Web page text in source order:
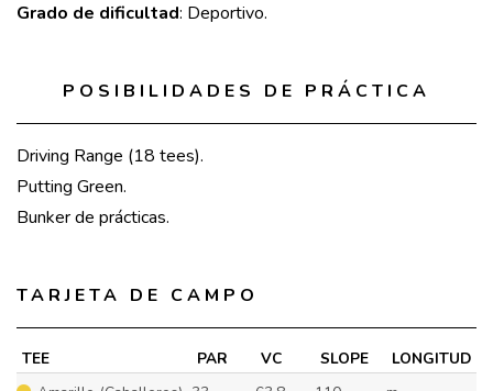
Grado de dificultad: Deportivo.
POSIBILIDADES DE PRÁCTICA
Driving Range (18 tees).
Putting Green.
Bunker de prácticas.
TARJETA DE CAMPO
TEE PAR VC SLOPE
LONGITUD